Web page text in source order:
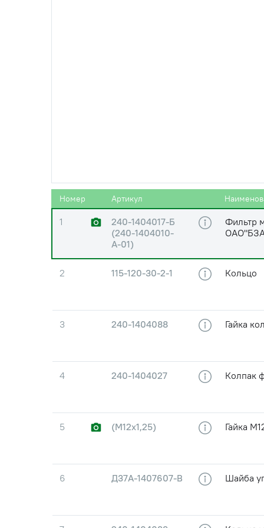
Номер Артикул
Фильтр
0
240-1404140 (240-
1404110)
Сетка
1
240-1404017-Б
(240-1404010-
А-01)
Фильтр
2 115-120-30-2-1 Кольцо
3 240-1404088 Гайка
4 240-1404027 Колпак
5 (М12х1,25) Гайка
6 Д37А-1407607-В Шайба